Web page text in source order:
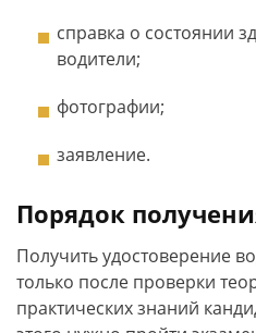
справка о состоянии
водители;
фотографии;
заявление.
Порядок
Получить удостоверение
только после проверки
практических знаний